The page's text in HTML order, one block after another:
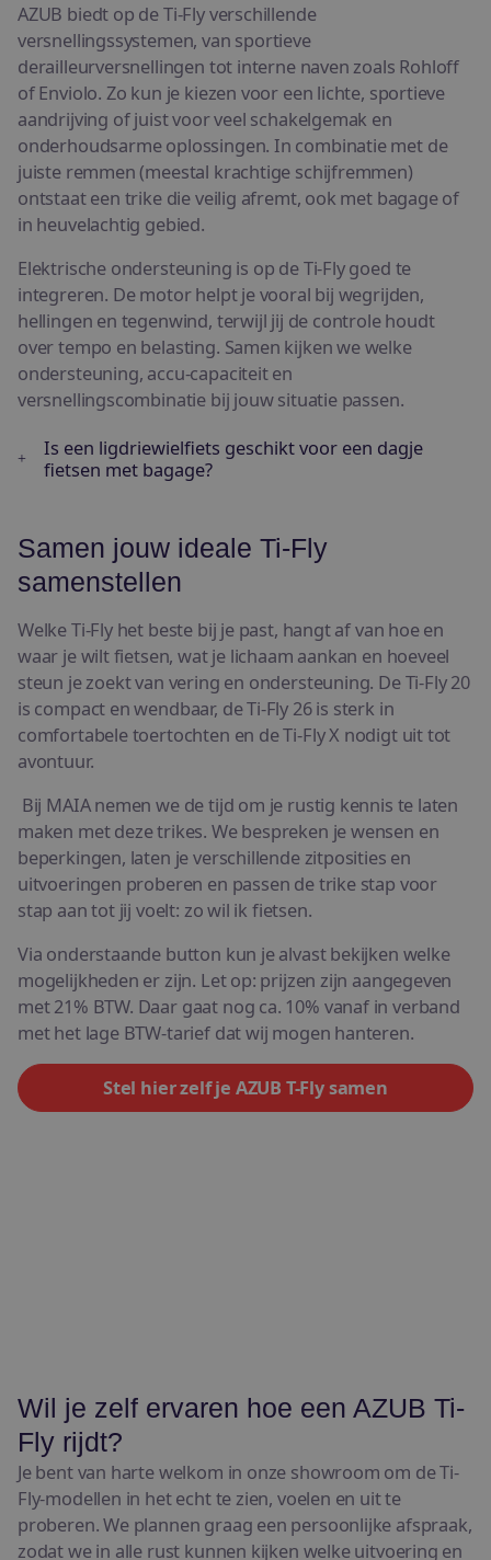
AZUB biedt op de Ti-Fly verschillende
versnellingssystemen, van sportieve
derailleurversnellingen tot interne naven zoals Rohloff
of Enviolo. Zo kun je kiezen voor een lichte, sportieve
aandrijving of juist voor veel schakelgemak en
onderhoudsarme oplossingen. In combinatie met de
juiste remmen (meestal krachtige schijfremmen)
ontstaat een trike die veilig afremt, ook met bagage of
in heuvelachtig gebied.
Elektrische ondersteuning is op de Ti-Fly goed te
integreren. De motor helpt je vooral bij wegrijden,
hellingen en tegenwind, terwijl jij de controle houdt
over tempo en belasting. Samen kijken we welke
ondersteuning, accu-capaciteit en
versnellingscombinatie bij jouw situatie passen.
Is een ligdriewielfiets geschikt voor een dagje
fietsen met bagage?
Samen jouw ideale Ti-Fly
samenstellen
Welke Ti-Fly het beste bij je past, hangt af van hoe en
waar je wilt fietsen, wat je lichaam aankan en hoeveel
steun je zoekt van vering en ondersteuning. De Ti-Fly 20
is compact en wendbaar, de Ti-Fly 26 is sterk in
comfortabele toertochten en de Ti-Fly X nodigt uit tot
avontuur.
Bij MAIA nemen we de tijd om je rustig kennis te laten
maken met deze trikes. We bespreken je wensen en
beperkingen, laten je verschillende zitposities en
uitvoeringen proberen en passen de trike stap voor
stap aan tot jij voelt: zo wil ik fietsen.
Via onderstaande button kun je alvast bekijken welke
mogelijkheden er zijn. Let op: prijzen zijn aangegeven
met 21% BTW. Daar gaat nog ca. 10% vanaf in verband
met het lage BTW-tarief dat wij mogen hanteren.
Stel hier zelf je AZUB T-Fly samen
Wil je zelf ervaren hoe een AZUB Ti-
Fly rijdt?
Je bent van harte welkom in onze showroom om de Ti-
Fly-modellen in het echt te zien, voelen en uit te
proberen. We plannen graag een persoonlijke afspraak,
zodat we in alle rust kunnen kijken welke uitvoering en